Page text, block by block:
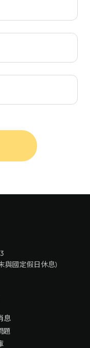
與國定假日休息)
息
題